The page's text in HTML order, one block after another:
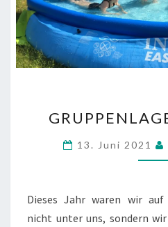
3
13. Juni 2021
Dieses Jahr waren wir auf
nicht unter uns, sondern